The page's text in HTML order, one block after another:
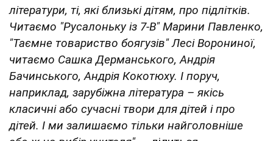
літератури, ті, які близькі дітям, про підлітків.
Читаємо "Русалоньку із 7-В" Марини Павленко,
"Таємне товариство боягузів" Лесі Ворониної,
читаємо Сашка Дерманського, Андрія
Бачинського, Андрія Кокотюху. І поруч,
наприклад, зарубіжна література – якісь
класичні або сучасні твори для дітей і про
дітей. І ми залишаємо тільки найголовніше